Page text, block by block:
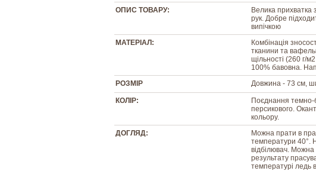
ОПИС ТОВАРУ:
Велика
рук. Добре
випічкою
МАТЕРІАЛ:
Комбінація
тканини та
щільності (260 г/
100% бавовна.
РОЗМІР
Довжина - 73 см,
КОЛІР:
Поєднання темно-
персикового.
кольору.
ДОГЛЯД:
Можна прати в
температури 40°.
відбілювач.
результату
температурі ледь